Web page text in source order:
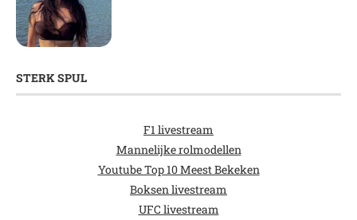
STERK SPUL
F1 livestream
Mannelijke rolmodellen
Youtube Top 10 Meest Bekeken
Boksen livestream
UFC livestream